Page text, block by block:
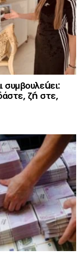
συμβουλεúει:
ζń στε,